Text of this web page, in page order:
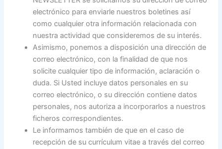
electrónico para enviarle nuestros boletines así
como cualquier otra información relacionada con
nuestra actividad que consideremos de su interés.
Asimismo, ponemos a disposición una dirección de
correo electrónico, con la finalidad de que nos
solicite cualquier tipo de información, aclaración o
duda. Si Usted incluye datos personales en su
correo electrónico, o su dirección contiene datos
personales, nos autoriza a incorporarlos a nuestros
ficheros correspondientes.
Le informamos también de que en el caso de
recepción de su currículum vitae a través del correo